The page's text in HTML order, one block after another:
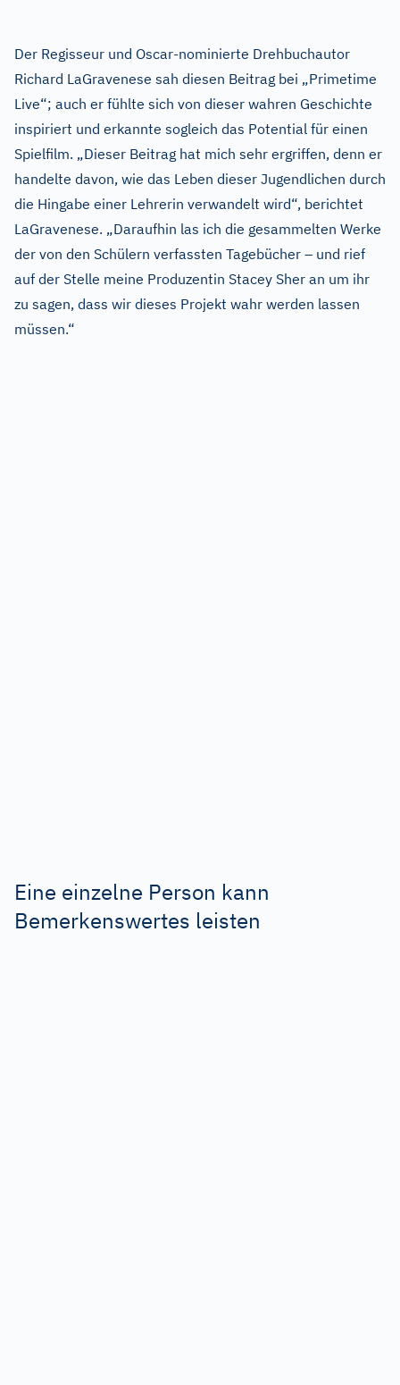
Der Regisseur und Oscar-nominierte Drehbuchautor
Richard LaGravenese sah diesen Beitrag bei „Primetime
Live“; auch er fühlte sich von dieser wahren Geschichte
inspiriert und erkannte sogleich das Potential für einen
Spielfilm. „Dieser Beitrag hat mich sehr ergriffen, denn er
handelte davon, wie das Leben dieser Jugendlichen durch
die Hingabe einer Lehrerin verwandelt wird“, berichtet
LaGravenese. „Daraufhin las ich die gesammelten Werke
der von den Schülern verfassten Tagebücher – und rief
auf der Stelle meine Produzentin Stacey Sher an um ihr
zu sagen, dass wir dieses Projekt wahr werden lassen
müssen.“
Eine einzelne Person kann
Bemerkenswertes leisten